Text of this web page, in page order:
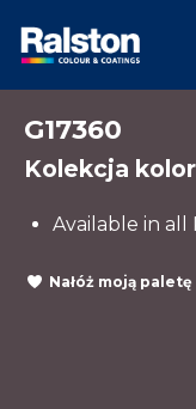
G17360
Kolekcja
Available in
Nałóż moją